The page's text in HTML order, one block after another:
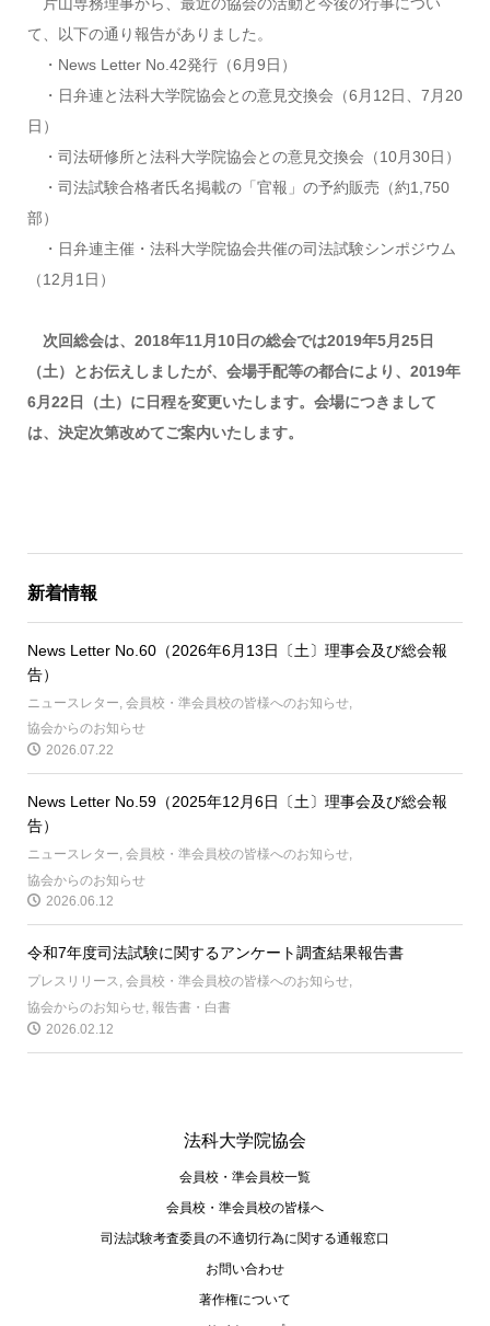
て、以下の通り報告がありました。
・News Letter No.42発行（6月9日）
・日弁連と法科大学院協会との意見交換会（6月12日、7月20
日）
・司法研修所と法科大学院協会との意見交換会（10月30日）
・司法試験合格者氏名掲載の「官報」の予約販売（約1,750
部）
・日弁連主催・法科大学院協会共催の司法試験シンポジウム
（12月1日）
次回総会は、2018年11月10日の総会では2019年5月25日
（土）とお伝えしましたが、会場手配等の都合により、2019年
6月22日（土）に日程を変更いたします。会場につきまして
は、決定次第改めてご案内いたします。
新着情報
News Letter No.60（2026年6月13日〔土〕理事会及び総会報
告）
ニュースレター 会員校・準会員校の皆様へのお知らせ
協会からのお知らせ
2026.07.22
News Letter No.59（2025年12月6日〔土〕理事会及び総会報
告）
ニュースレター, 会員校・準会員校の皆様へのお知らせ,
協会からのお知らせ
2026.06.12
令和7年度司法試験に関するアンケート調査結果報告書
プレスリリース, 会員校・準会員校の皆様へのお知らせ,
協会からのお知らせ 報告書・白書
2026.02.12
法科大学院協会
会員校・準会員校一覧
会員校・準会員校の皆様へ
司法試験考査委員の不適切⾏為に関する通報窓⼝
お問い合わせ
著作権について